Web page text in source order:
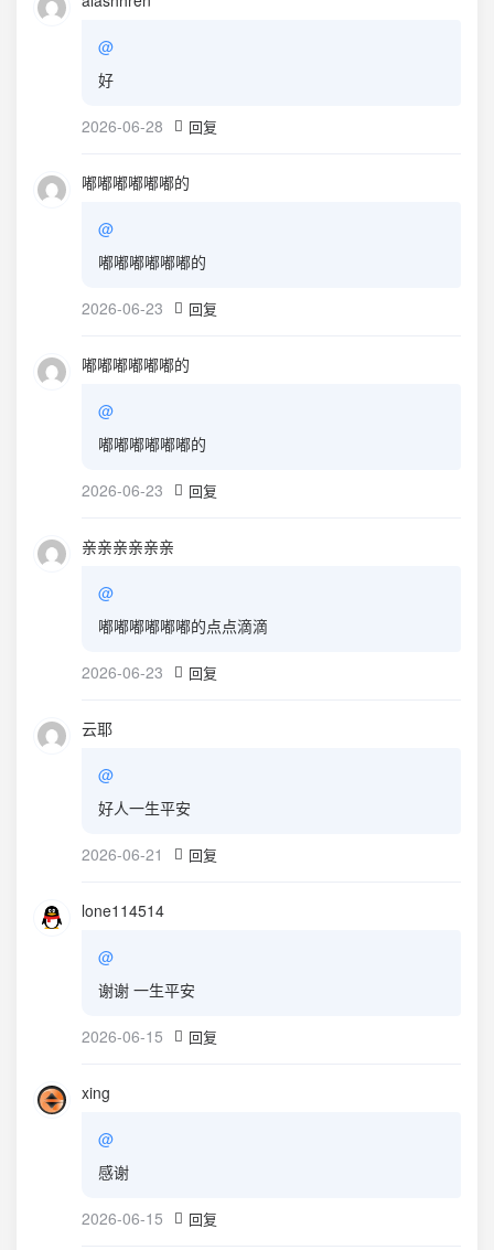
@
好
2026-06-28 回复
嘟嘟嘟嘟嘟嘟的
@
嘟嘟嘟嘟嘟嘟的
2026-06-23 回复
嘟嘟嘟嘟嘟嘟的
@
嘟嘟嘟嘟嘟嘟的
2026-06-23 回复
亲亲亲亲亲亲
@
嘟嘟嘟嘟嘟嘟的点点滴滴
2026-06-23 回复
云耶
@
好人一生平安
2026-06-21 回复
lone114514
@
谢谢 一生平安
2026-06-15 回复
xing
@
感谢
2026-06-15 回复